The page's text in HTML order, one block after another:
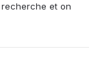
et on